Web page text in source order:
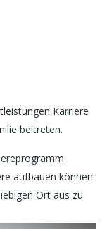
Karriere
beitreten.
aufbauen können
Ort aus zu